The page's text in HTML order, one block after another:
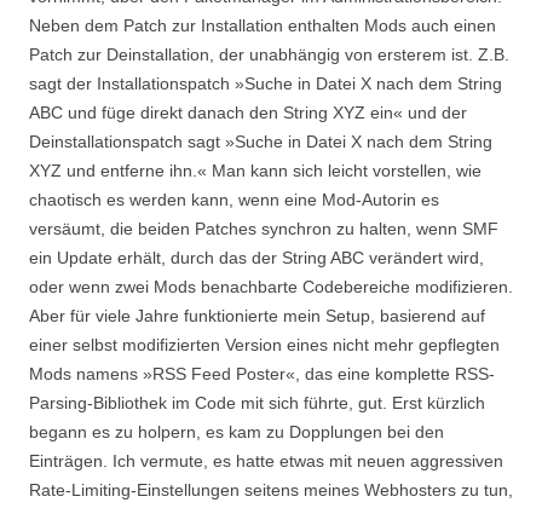
Neben dem Patch zur Installation enthalten Mods auch einen
Patch zur Deinstallation, der unabhängig von ersterem ist. Z.B.
sagt der Installationspatch »Suche in Datei X nach dem String
ABC und füge direkt danach den String XYZ ein« und der
Deinstallationspatch sagt »Suche in Datei X nach dem String
XYZ und entferne ihn.« Man kann sich leicht vorstellen, wie
chaotisch es werden kann, wenn eine Mod-Autorin es
versäumt, die beiden Patches synchron zu halten, wenn SMF
ein Update erhält, durch das der String ABC verändert wird,
oder wenn zwei Mods benachbarte Codebereiche modifizieren.
Aber für viele Jahre funktionierte mein Setup, basierend auf
einer selbst modifizierten Version eines nicht mehr gepflegten
Mods namens »RSS Feed Poster«, das eine komplette RSS-
Parsing-Bibliothek im Code mit sich führte, gut. Erst kürzlich
begann es zu holpern, es kam zu Dopplungen bei den
Einträgen. Ich vermute, es hatte etwas mit neuen aggressiven
Rate-Limiting-Einstellungen seitens meines Webhosters zu tun,